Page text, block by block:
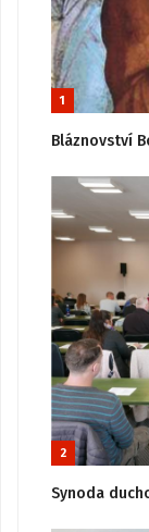
1
Bláznovství
2
Synoda